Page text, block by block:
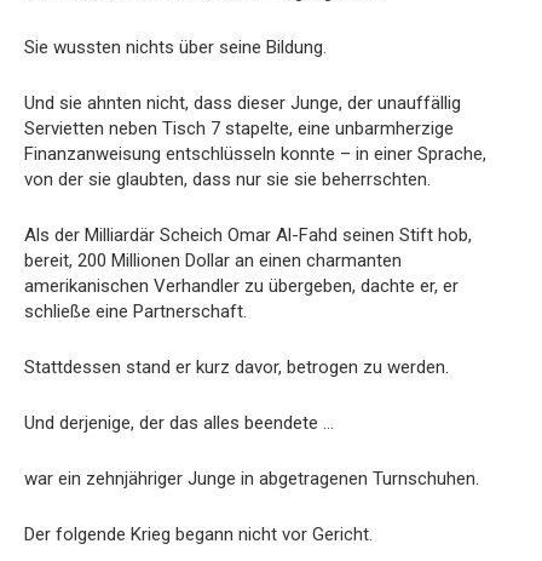
Sie wussten nichts über seine Bildung.
Und sie ahnten nicht, dass dieser Junge, der unauffällig
Servietten neben Tisch 7 stapelte, eine unbarmherzige
Finanzanweisung entschlüsseln konnte – in einer Sprache,
von der sie glaubten, dass nur sie sie beherrschten.
Als der Milliardär Scheich Omar Al-Fahd seinen Stift hob,
bereit, 200 Millionen Dollar an einen charmanten
amerikanischen Verhandler zu übergeben, dachte er, er
schließe eine Partnerschaft.
Stattdessen stand er kurz davor, betrogen zu werden.
Und derjenige, der das alles beendete …
war ein zehnjähriger Junge in abgetragenen Turnschuhen.
Der folgende Krieg begann nicht vor Gericht.